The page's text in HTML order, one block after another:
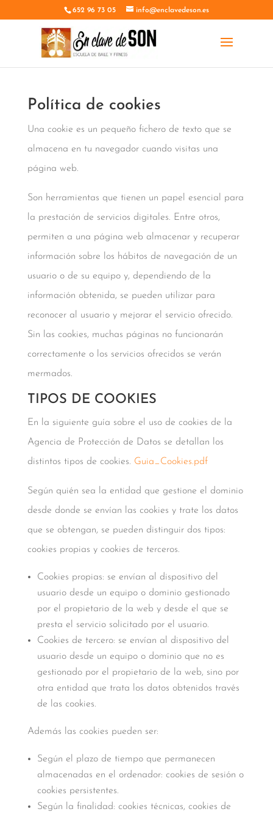
652 96 73 05 info@enclavedeson.es
Política de cookies
Una cookie es un pequeño fichero de texto que se
almacena en tu navegador cuando visitas una
página web.
Son herramientas que tienen un papel esencial para
la prestación de servicios digitales. Entre otros,
permiten a una página web almacenar y recuperar
información sobre los hábitos de navegación de un
usuario o de su equipo y, dependiendo de la
información obtenida, se pueden utilizar para
reconocer al usuario y mejorar el servicio ofrecido.
Sin las cookies, muchas páginas no funcionarán
correctamente o los servicios ofrecidos se verán
mermados.
TIPOS DE COOKIES
En la siguiente guía sobre el uso de cookies de la
Agencia de Protección de Datos se detallan los
distintos tipos de cookies. Guia_Cookies.pdf
Según quién sea la entidad que gestione el dominio
desde donde se envían las cookies y trate los datos
que se obtengan, se pueden distinguir dos tipos:
cookies propias y cookies de terceros.
Cookies propias: se envían al dispositivo del
usuario desde un equipo o dominio gestionado
por el propietario de la web y desde el que se
presta el servicio solicitado por el usuario.
Cookies de tercero: se envían al dispositivo del
usuario desde un equipo o dominio que no es
gestionado por el propietario de la web, sino por
otra entidad que trata los datos obtenidos través
de las cookies.
Además las cookies pueden ser:
Según el plazo de tiempo que permanecen
almacenadas en el ordenador: cookies de sesión o
cookies persistentes.
Según la finalidad: cookies técnicas, cookies de